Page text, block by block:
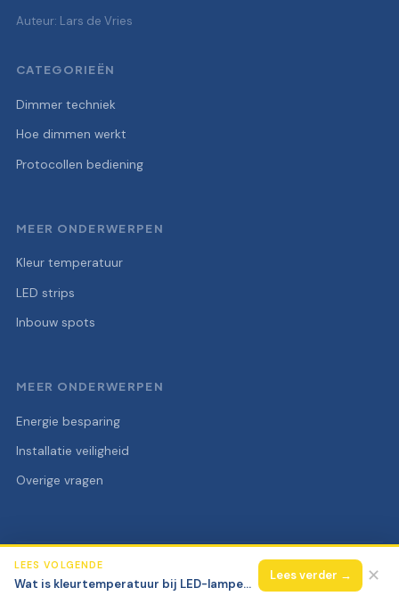
Auteur: Lars de Vries
CATEGORIEËN
Dimmer techniek
Hoe dimmen werkt
Protocollen bediening
MEER ONDERWERPEN
Kleur temperatuur
LED strips
Inbouw spots
MEER ONDERWERPEN
Energie besparing
Installatie veiligheid
Overige vragen
© 2026 Elektra Super Alle rechten voorbehouden.
LEES VOLGENDE
Wat is kleurtemperatuur bij LED-lampen en wat betekenen de Kelvin-waarden
Lees verder → ✕